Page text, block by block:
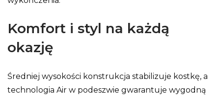
Komfort i styl na każdą
okazję
Średniej wysokości konstrukcja stabilizuje kostkę, a
technologia Air w podeszwie gwarantuje wygodną